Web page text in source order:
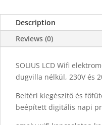
Description
Reviews (0)
SOLIUS LCD Wifi
dugvilla nélkül, 230V és
Beltéri kiegészítő és
beépített digitális napi